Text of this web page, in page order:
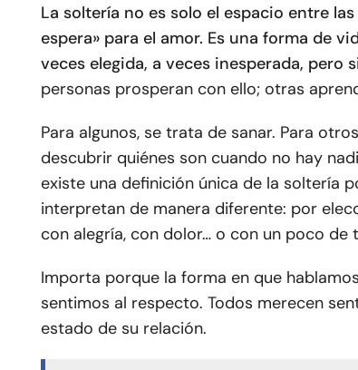
La soltería no es solo el espacio entre
espera» para el amor. Es una forma de
veces elegida, a veces inesperada, pero
personas prosperan con ello; otras
Para algunos, se trata de sanar. Para
descubrir quiénes son cuando no hay
existe una definición única de la soltería
interpretan de manera diferente: por
con alegría, con dolor… o con un poco de
Importa porque la forma en que
sentimos al respecto. Todos merecen
estado de su relación.